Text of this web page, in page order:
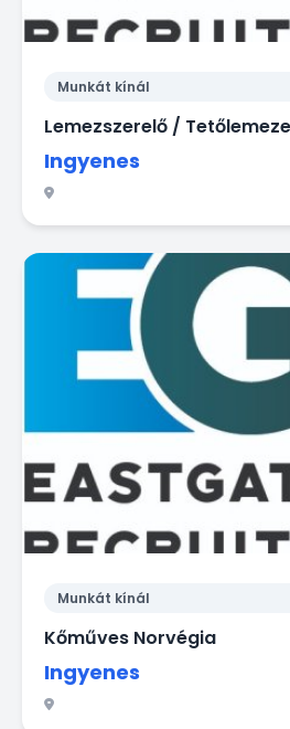
Munkát kínál
Ingyenes
Munkát kínál
Kőműves Norvégia
Ingyenes